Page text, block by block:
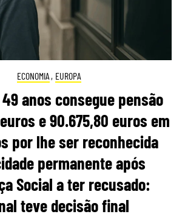
ECONOMIA , EUROPA
49 anos consegue pensão
e 90.675,80 euros em
por lhe ser reconhecida
permanente após
Social a ter recusado:
teve decisão final